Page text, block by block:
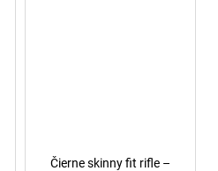
Čierne skinny fit rifle –